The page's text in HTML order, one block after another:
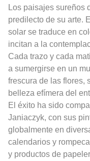
Los paisajes sureños
predilecto de su arte.
solar se traduce en
incitan a la
Cada trazo y cada
a sumergirse en un
frescura de las flores,
belleza efímera del
El éxito ha sido
Janiaczyk, con sus
globalmente en
calendarios y
y productos de